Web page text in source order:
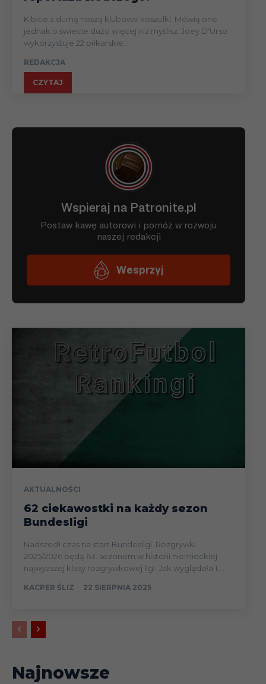
Kibice z dumą noszą klubowe koszulki. Mówią one
jednak o świecie dużo więcej niż myślisz. Joey D'Urso
wykorzystuje 22 piłkarskie...
REDAKCJA
CZYTAJ
AKTUALNOŚCI
62 ciekawostki na każdy sezon
Bundesligi
Nadszedł czas na start Bundesligi. Rozgrywki
2025/2026 będą 63. sezonem w historii niemieckiej
najwyższej klasy rozgrywkowej ligi. Jak wyglądała 1....
KACPER ŚLIZ - 22 SIERPNIA 2025
Najnowsze